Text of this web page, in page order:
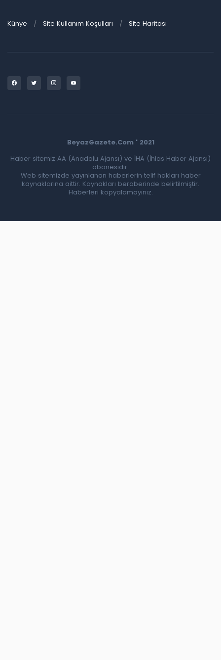
Künye Site Kullanım Koşulları Site Haritası
BeyazGazete.Com ' 2021
Haber sitemiz AA (Anadolu Ajansı) ve İHA (İhlas Haber Ajansı)
abonesidir.
Web sitemizde yayınlanan haberlerin telif hakları haber
kaynaklarına aittir. Kaynakları beraberinde belirtilmiştir.
Haberleri kopyalamayınız.